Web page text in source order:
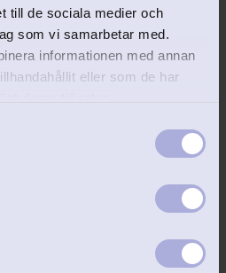
till de sociala medier och
som vi samarbetar med.
informationen med annan
eller som de har
Lägg till i favoriter
Barntallrik Bamse
Bamse "Världens starkaste
björn" barntallrik i rostfritt